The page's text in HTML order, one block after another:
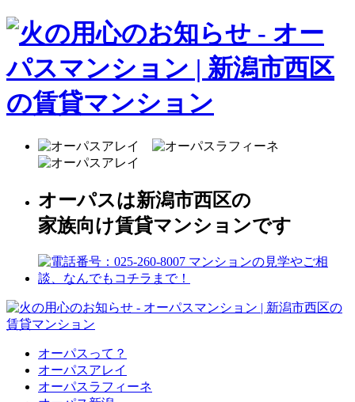
オーパスは新潟市西区の
家族向け賃貸マンションです
オーパスって？
オーパスアレイ
オーパスラフィーネ